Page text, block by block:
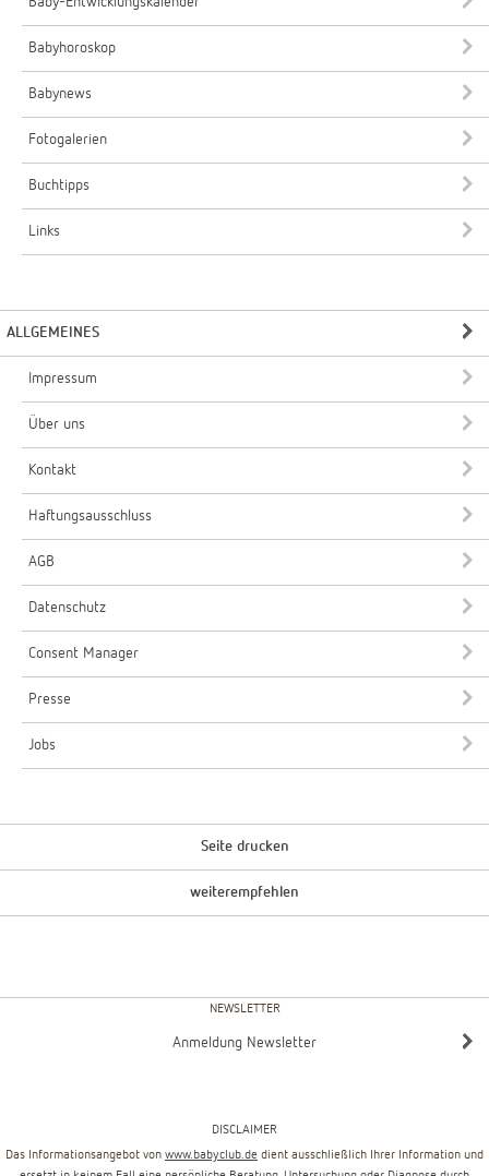
Babyhoroskop
Babynews
Fotogalerien
Buchtipps
Links
ALLGEMEINES
Impressum
Über uns
Kontakt
Haftungsausschluss
AGB
Datenschutz
Consent Manager
Presse
Jobs
Seite drucken
weiterempfehlen
NEWSLETTER
Anmeldung Newsletter
DISCLAIMER
Das Informationsangebot von www.babyclub.de dient ausschließlich Ihrer Information und